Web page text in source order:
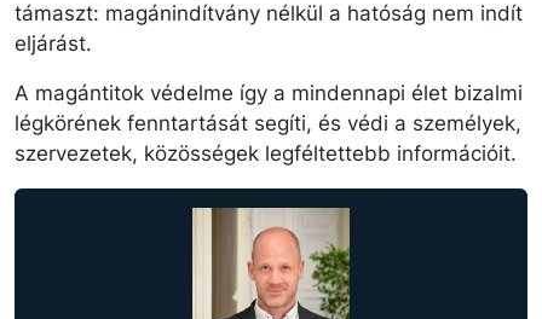
támaszt: magánindítvány nélkül a hatóság nem indít
eljárást.
A magántitok védelme így a mindennapi élet bizalmi
légkörének fenntartását segíti, és védi a személyek,
szervezetek, közösségek legféltettebb információit.